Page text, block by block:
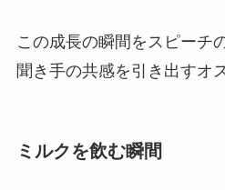
この成長の瞬間をスピーチ
聞き手の共感を引き出すオ
ミルクを飲む瞬間